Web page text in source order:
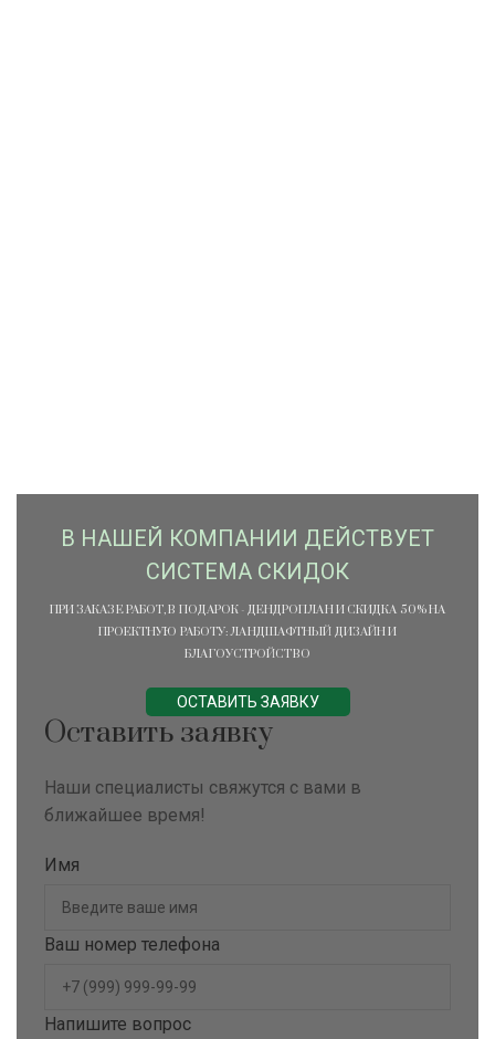
В НАШЕЙ КОМПАНИИ ДЕЙСТВУЕТ
СИСТЕМА СКИДОК
ПРИ ЗАКАЗЕ РАБОТ, В ПОДАРОК - ДЕНДРОПЛАН И СКИДКА 50% НА
ПРОЕКТНУЮ РАБОТУ: ЛАНДШАФТНЫЙ ДИЗАЙН И
БЛАГОУСТРОЙСТВО
ОСТАВИТЬ ЗАЯВКУ
Оставить заявку
Наши специалисты свяжутся с вами в
ближайшее время!
Имя
Ваш номер телефона
Напишите вопрос